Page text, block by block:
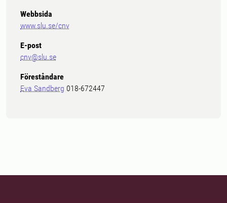
Webbsida
www.slu.se/cnv
E-post
cnv@slu.se
Föreståndare
Eva Sandberg 018-672447